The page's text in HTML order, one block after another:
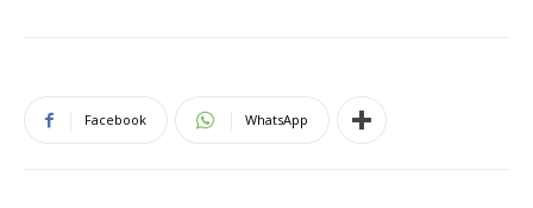
Facebook WhatsApp